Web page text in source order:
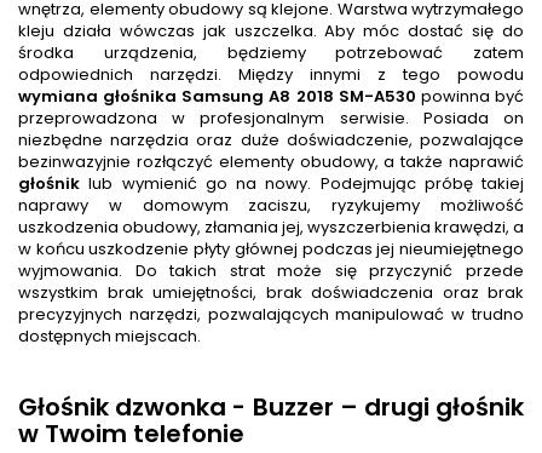
wnętrza, elementy obudowy są klejone. Warstwa wytrzymałego
kleju działa wówczas jak uszczelka. Aby móc dostać się do
środka urządzenia, będziemy potrzebować zatem
odpowiednich narzędzi. Między innymi z tego powodu
wymiana głośnika Samsung A8 2018 SM-A530 powinna być
przeprowadzona w profesjonalnym serwisie. Posiada on
niezbędne narzędzia oraz duże doświadczenie, pozwalające
bezinwazyjnie rozłączyć elementy obudowy, a także naprawić
głośnik lub wymienić go na nowy. Podejmując próbę takiej
naprawy w domowym zaciszu, ryzykujemy możliwość
uszkodzenia obudowy, złamania jej, wyszczerbienia krawędzi, a
w końcu uszkodzenie płyty głównej podczas jej nieumiejętnego
wyjmowania. Do takich strat może się przyczynić przede
wszystkim brak umiejętności, brak doświadczenia oraz brak
precyzyjnych narzędzi, pozwalających manipulować w trudno
dostępnych miejscach.
Głośnik dzwonka - Buzzer – drugi głośnik
w Twoim telefonie